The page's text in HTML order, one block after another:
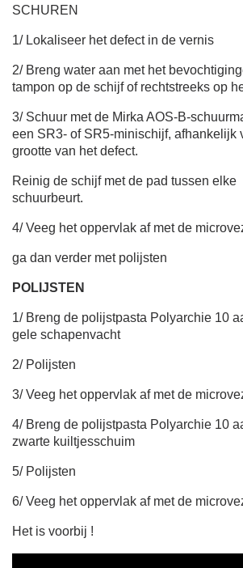
SCHUREN
1/ Lokaliseer het defect in de vernis
2/ Breng water aan met het
tampon op de schijf of rechtstreeks op
3/ Schuur met de Mirka AOS-B-
een SR3- of SR5-minischijf, afhankelijk
grootte van het defect.
Reinig de schijf met de pad tussen elke
schuurbeurt.
4/ Veeg het oppervlak af met de
ga dan verder met polijsten
POLIJSTEN
1/ Breng de polijstpasta Polyarchie 10
gele schapenvacht
2/ Polijsten
3/ Veeg het oppervlak af met de
4/ Breng de polijstpasta Polyarchie 10
zwarte kuiltjesschuim
5/ Polijsten
6/ Veeg het oppervlak af met de
Het is voorbij !